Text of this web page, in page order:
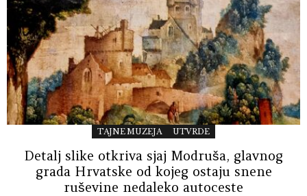
TAJNE MUZEJA UTVRDE
Detalj slike otkriva sjaj Modruša, glavnog
grada Hrvatske od kojeg ostaju snene
ruševine nedaleko autoceste